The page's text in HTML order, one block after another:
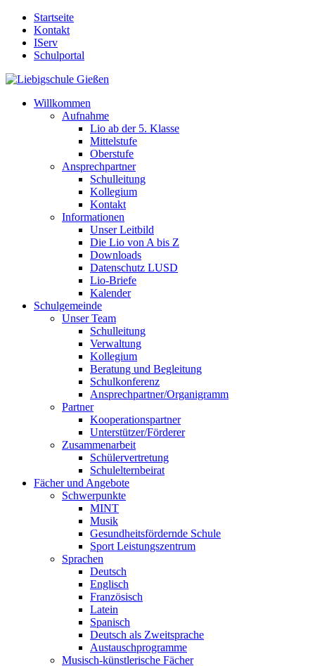
Startseite
Kontakt
IServ
Schulportal
Willkommen
Aufnahme
Lio ab der 5. Klasse
Mittelstufe
Oberstufe
Ansprechpartner
Schulleitung
Kollegium
Kontakt
Informationen
Unser Leitbild
Die Lio von A bis Z
Downloads
Datenschutz LUSD
Lio-Briefe
Kalender
Schulgemeinde
Unser Team
Schulleitung
Verwaltung
Kollegium
Beratung und Begleitung
Schulkonferenz
Ansprechpartner/Organigramm
Partner
Kooperationspartner
Unterstützer/Förderer
Zusammenarbeit
Schülervertretung
Schulelternbeirat
Fächer und Angebote
Schwerpunkte
MINT
Musik
Gesundheitsfördernde Schule
Sport Leistungszentrum
Sprachen
Deutsch
Englisch
Französisch
Latein
Spanisch
Deutsch als Zweitsprache
Austauschprogramme
Musisch-künstlerische Fächer